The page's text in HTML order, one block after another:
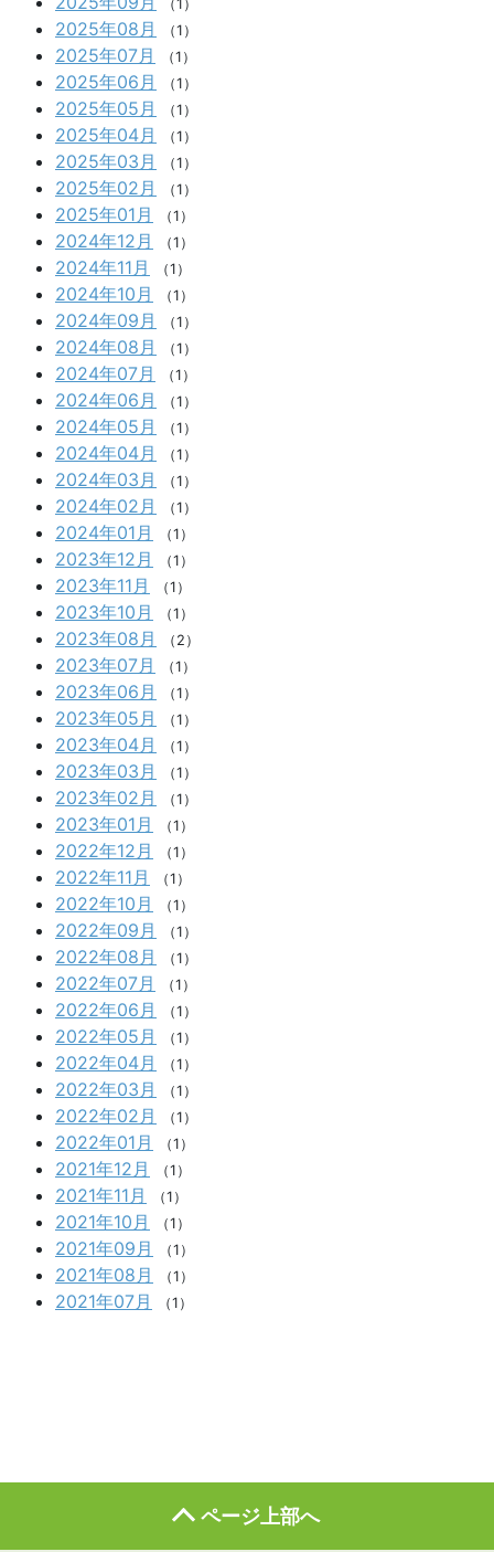
（1）
2025年08月 （1）
2025年07月 （1）
2025年06月 （1）
2025年05月 （1）
2025年04月 （1）
2025年03月 （1）
2025年02月 （1）
2025年01月 （1）
2024年12月 （1）
2024年11月 （1）
2024年10月 （1）
2024年09月 （1）
2024年08月 （1）
2024年07月 （1）
2024年06月 （1）
2024年05月 （1）
2024年04月 （1）
2024年03月 （1）
2024年02月 （1）
2024年01月 （1）
2023年12月 （1）
2023年11月 （1）
2023年10月 （1）
2023年08月 （2）
2023年07月 （1）
2023年06月 （1）
2023年05月 （1）
2023年04月 （1）
2023年03月 （1）
2023年02月 （1）
2023年01月 （1）
2022年12月 （1）
2022年11月 （1）
2022年10月 （1）
2022年09月 （1）
2022年08月 （1）
2022年07月 （1）
2022年06月 （1）
2022年05月 （1）
2022年04月 （1）
2022年03月 （1）
2022年02月 （1）
2022年01月 （1）
2021年12月 （1）
2021年11月 （1）
2021年10月 （1）
2021年09月 （1）
2021年08月 （1）
2021年07月 （1）
ページ上部へ